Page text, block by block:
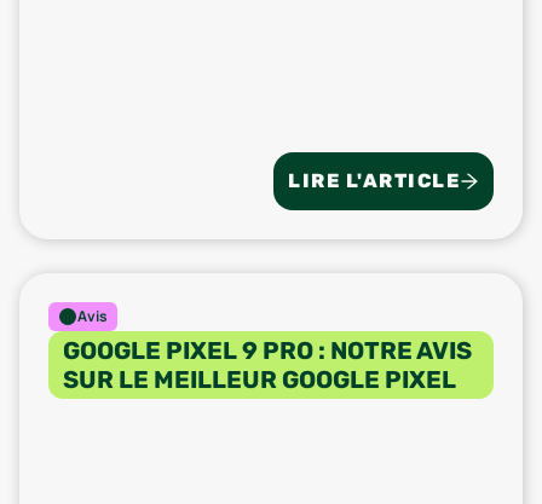
LIRE L'ARTICLE
Avis
GOOGLE PIXEL 9 PRO : NOTRE AVIS
SUR LE MEILLEUR GOOGLE PIXEL